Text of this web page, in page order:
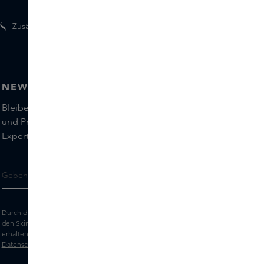
Zusätzliche Geschenke für Mitglieder
NEWSLETTER
Bleiben Sie auf dem Laufenden über die neuesten Marken
und Produkte und holen Sie sich Tipps von unseren Skins
Experts.
Durch die Eingabe Ihrer E-Mail-Adresse erklären Sie sich damit einverstanden,
den Skins-Newsletter und personalisierte Marketingnachrichten per E-Mail zu
erhalten. Sehen Sie sich unsere
Datenschutz